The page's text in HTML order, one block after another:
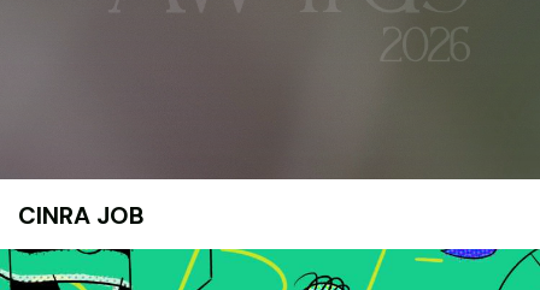
CINRA JOB